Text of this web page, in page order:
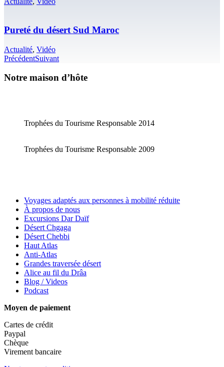
Pureté du désert Sud Maroc
Actualité, Vidéo
PrécédentSuivant
Notre maison d’hôte
Trophées du Tourisme Responsable 2014
Trophées du Tourisme Responsable 2009
Voyages adaptés aux personnes à mobilité réduite
À propos de nous
Excursions Dar Daïf
Désert Chgaga
Désert Chebbi
Haut Atlas
Anti-Atlas
Grandes traversée désert
Alice au fil du Drâa
Blog / Videos
Podcast
Moyen de paiement
Cartes de crédit
Paypal
Chèque
Virement bancaire